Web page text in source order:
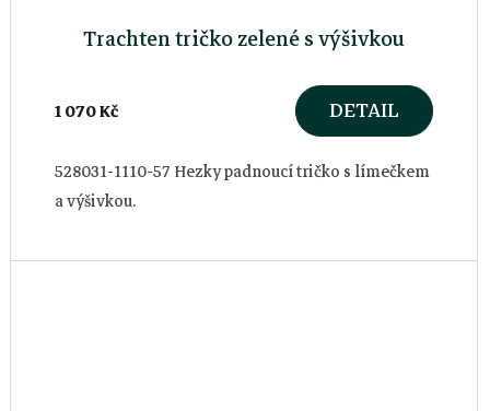
Trachten tričko zelené s výšivkou
1 070 Kč DETAIL
528031-1110-57 Hezky padnoucí tričko s límečkem
a výšivkou.